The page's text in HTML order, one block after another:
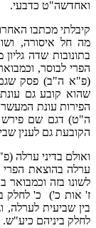
ואחדשה"ט כדבעי.
קיבלתי מכתבו
מה חל איסורה,
הפרי לבוסר,
(פ"א ה"ב) פסק
שהוא קובע גם
הפירות עונת
ה"ט) דגם שם פירש
הקובעת גם לענין
ואולם בדיני ערלה
ערלה בהוצאת הפרי
לשונו בזה
ז' אות כ') כ' לחלק
בין שביעית לערלה,
לחלק ביניהם כיע"ש.